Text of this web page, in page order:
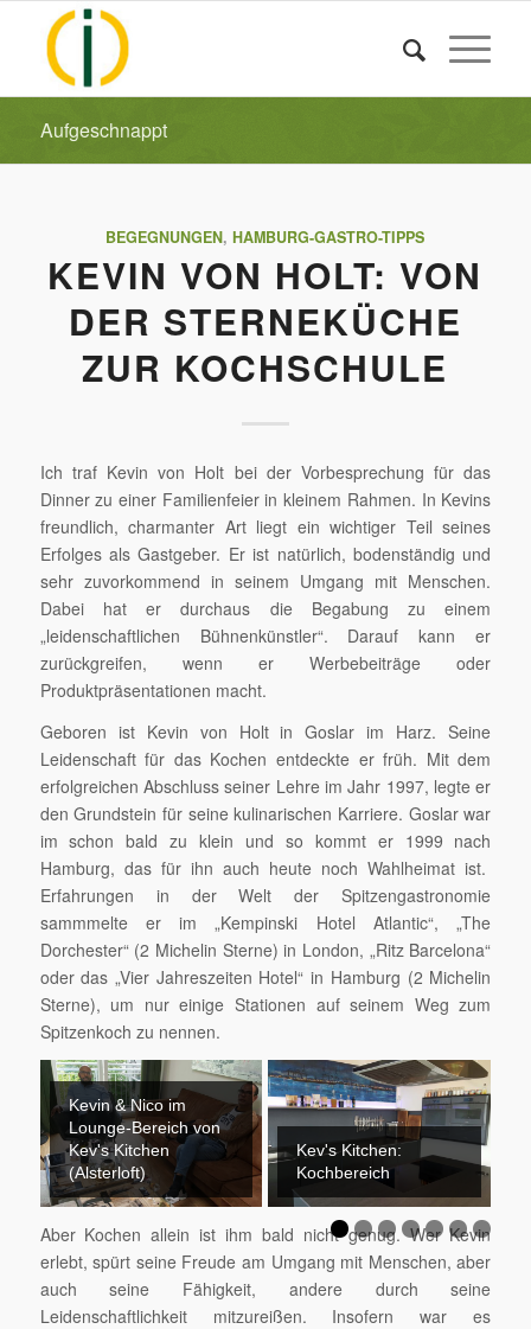
Aufgeschnappt
BEGEGNUNGEN,HAMBURG-GASTRO-TIPPS
KEVIN VON HOLT: VON
DER STERNEKÜCHE
ZUR KOCHSCHULE
Ich traf Kevin von Holt bei der Vorbesprechung für das
Dinner zu einer Familienfeier in kleinem Rahmen. In Kevins
freundlich, charmanter Art liegt ein wichtiger Teil seines
Erfolges als Gastgeber. Er ist natürlich, bodenständig und
sehr zuvorkommend in seinem Umgang mit Menschen.
Dabei hat er durchaus die Begabung zu einem
„leidenschaftlichen Bühnenkünstler“. Darauf kann er
zurückgreifen, wenn er Werbebeiträge oder
Produktpräsentationen macht.
Geboren ist Kevin von Holt in Goslar im Harz. Seine
Leidenschaft für das Kochen entdeckte er früh. Mit dem
erfolgreichen Abschluss seiner Lehre im Jahr 1997, legte er
den Grundstein für seine kulinarischen Karriere. Goslar war
im schon bald zu klein und so kommt er 1999 nach
Hamburg, das für ihn auch heute noch Wahlheimat ist.
Erfahrungen in der Welt der Spitzengastronomie
sammmelte er im „Kempinski Hotel Atlantic“, „The
Dorchester“ (2 Michelin Sterne) in London, „Ritz Barcelona“
oder das „Vier Jahreszeiten Hotel“ in Hamburg (2 Michelin
Sterne), um nur einige Stationen auf seinem Weg zum
Spitzenkoch zu nennen.
Kevin & Nico im
Lounge-Bereich von
Kev's Kitchen
(Alsterloft)
Kev's Kitchen:
Kochbereich
Aber Kochen allein ist ihm bald nicht genug. Wer Kevin
erlebt, spürt seine Freude am Umgang mit Menschen, aber
auch seine Fähigkeit, andere durch seine
Leidenschaftlichkeit mitzureißen. Insofern war es